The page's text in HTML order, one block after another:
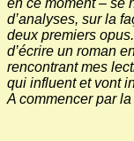
en ce moment – se
d’analyses, sur la
deux premiers
d’écrire un roman
rencontrant mes
qui influent et vont
A commencer par